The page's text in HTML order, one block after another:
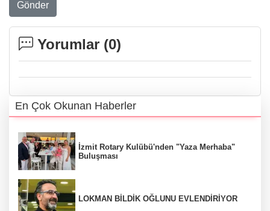
Gönder
Yorumlar (0)
En Çok Okunan Haberler
İzmit Rotary Kulübü'nden "Yaza Merhaba"
Buluşması
LOKMAN BİLDİK OĞLUNU EVLENDİRİYOR